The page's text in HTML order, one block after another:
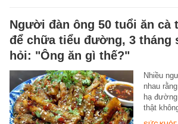
Người đàn ông 50 tuổi ăn cà
để chữa tiểu đường, 3 tháng
hỏi: "Ông ăn gì thế?"
Nhiều
nhau
hạ
thật